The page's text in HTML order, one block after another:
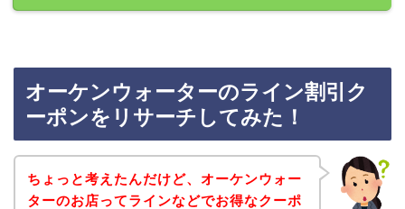
オーケンウォーターのライン割引ク
ーポンをリサーチしてみた！
ちょっと考えたんだけど、オーケンウォー
ターのお店ってラインなどでお得なクーポ